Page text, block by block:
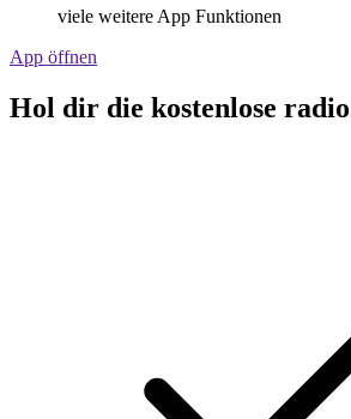
viele weitere App Funktionen
App öffnen
Hol dir die kostenlose